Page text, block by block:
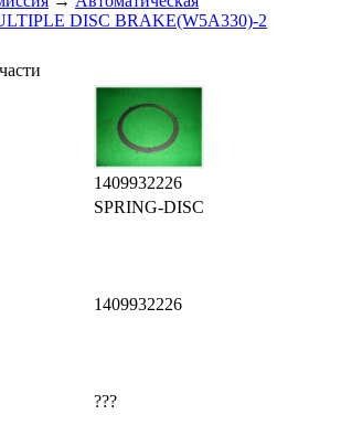
DISC BRAKE(W5A330)-2
1409932226
SPRING-DISC
1409932226
???